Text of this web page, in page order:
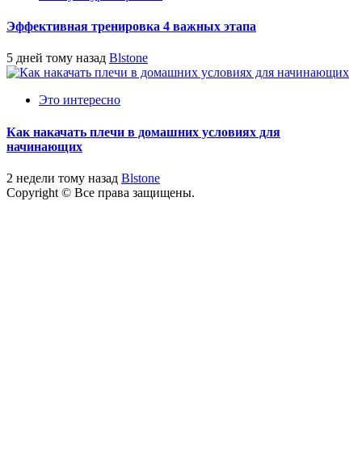
Эффективная тренировка 4 важных этапа
5 дней тому назад Blstone
Это интересно
Как накачать плечи в домашних условиях для
начинающих
2 недели тому назад Blstone
Copyright © Все права защищены.